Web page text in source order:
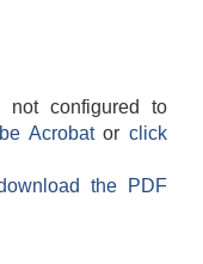
not configured to
Acrobatorclick
the PDF